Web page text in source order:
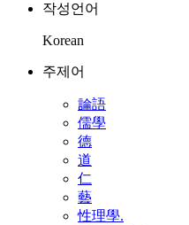
작성언어
Korean
주제어
論語
儒學
德
道
仁
藝
性理學.